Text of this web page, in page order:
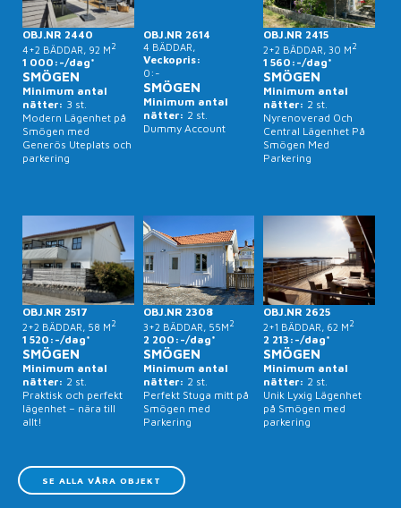
OBJ.NR 2440
4+2 BÄDDAR, 92 M2
1 000:-/dag*
SMÖGEN
Minimum antal
nätter: 3 st.
Modern Lägenhet på
Smögen med
Generös Uteplats och
parkering
OBJ.NR 2614
4 BÄDDAR,
Veckopris:
0:-
SMÖGEN
Minimum antal
nätter: 2 st.
Dummy Account
OBJ.NR 2415
2+2 BÄDDAR, 30 M2
1 560:-/dag*
SMÖGEN
Minimum antal
nätter: 2 st.
Nyrenoverad Och
Central Lägenhet På
Smögen Med
Parkering
OBJ.NR 2517
2+2 BÄDDAR, 58 M2
1 520:-/dag*
SMÖGEN
Minimum antal
nätter: 2 st.
Praktisk och perfekt
lägenhet – nära till
allt!
OBJ.NR 2308
3+2 BÄDDAR, 55M2
2 200:-/dag*
SMÖGEN
Minimum antal
nätter: 2 st.
Perfekt Stuga mitt på
Smögen med
Parkering
OBJ.NR 2625
2+1 BÄDDAR, 62 M2
2 213:-/dag*
SMÖGEN
Minimum antal
nätter: 2 st.
Unik Lyxig Lägenhet
på Smögen med
parkering
SE ALLA VÅRA OBJEKT